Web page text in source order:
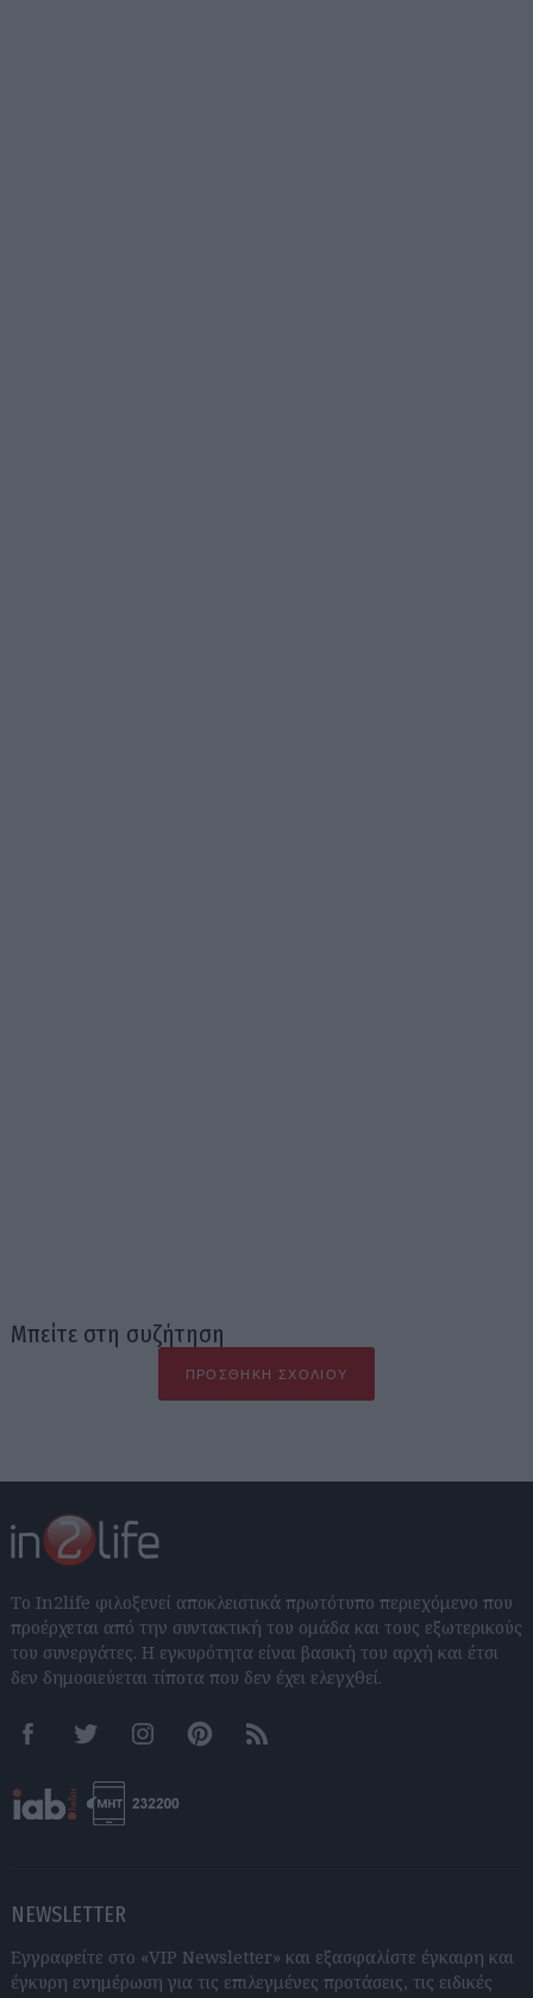
Μπείτε στη συζήτηση
ΠΡΟΣΘΉΚΗ ΣΧΟΛΊΟΥ
Το In2life φιλοξενεί αποκλειστικά πρωτότυπο περιεχόμενο που
προέρχεται από την συντακτική του ομάδα και τους εξωτερικούς
του συνεργάτες. Η εγκυρότητα είναι βασική του αρχή και έτσι
δεν δημοσιεύεται τίποτα που δεν έχει ελεγχθεί.
FacebookTwitter InstagramPinterestRSS feeds
NEWSLETTER
Εγγραφείτε στο «VIP Newsletter» και εξασφαλίστε έγκαιρη και
έγκυρη ενημέρωση για τις επιλεγμένες προτάσεις, τις ειδικές